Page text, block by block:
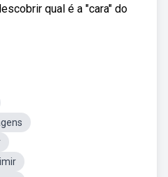
qual é a "cara" do